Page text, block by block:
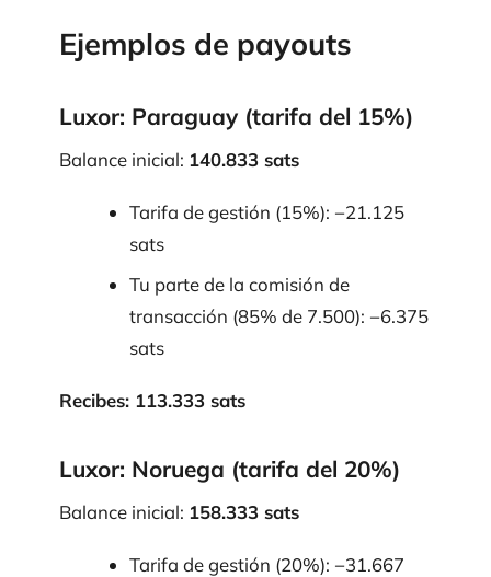
Ejemplos de payouts
Luxor: Paraguay (tarifa del 15%)
Balance inicial: 140.833 sats
Tarifa de gestión (15%): −21.125
sats
Tu parte de la comisión de
transacción (85% de 7.500): −6.375
sats
Recibes: 113.333 sats
Luxor: Noruega (tarifa del 20%)
Balance inicial: 158.333 sats
Tarifa de gestión (20%): −31.667